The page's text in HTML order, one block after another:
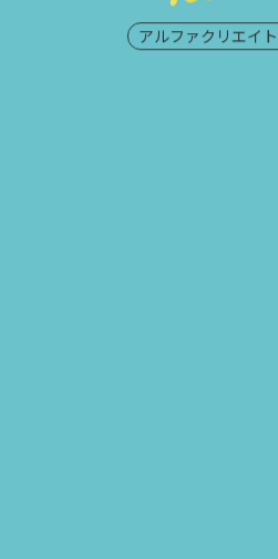
アルファクリエイ